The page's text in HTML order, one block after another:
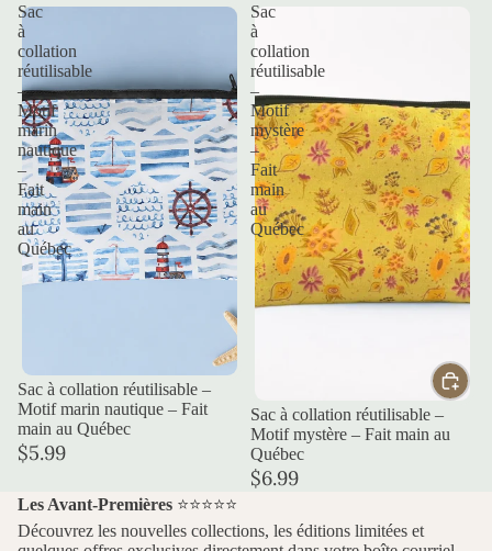
Sac
à
collation
réutilisable
–
Motif
marin
nautique
–
Fait
main
au
Québec
Épuisé
Sac à collation réutilisable –
Motif marin nautique – Fait
main au Québec
$5.99
Sac
à
collation
réutilisable
–
Motif
mystère
–
Fait
main
au
Québec
Sac à collation réutilisable –
Motif mystère – Fait main au
Québec
$6.99
Les Avant-Premières ⭐⭐⭐⭐⭐
Découvrez les nouvelles collections, les éditions limitées et